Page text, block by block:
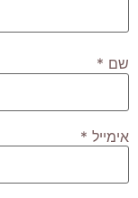
שם *
אימייל *